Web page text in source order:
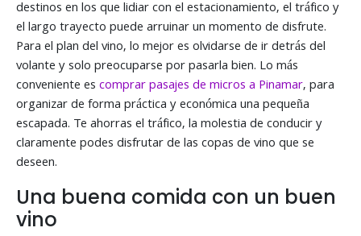
destinos en los que lidiar con el estacionamiento, el tráfico y
el largo trayecto puede arruinar un momento de disfrute.
Para el plan del vino, lo mejor es olvidarse de ir detrás del
volante y solo preocuparse por pasarla bien. Lo más
conveniente escomprar pasajes de micros a Pinamar, para
organizar de forma práctica y económica una pequeña
escapada. Te ahorras el tráfico, la molestia de conducir y
claramente podes disfrutar de las copas de vino que se
deseen.
Una buena comida con un buen
vino